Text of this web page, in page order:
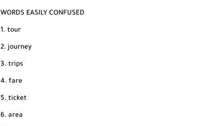
WORDS EASILY CONFUSED
1. tour
2. journey
3. trips
4. fare
5. ticket
6. area